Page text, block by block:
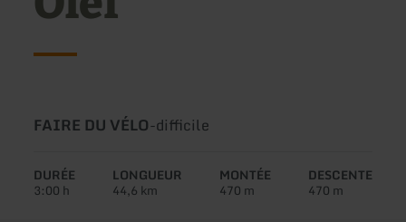
Type
circuit:
FAIRE DU VÉLO-Difficulté:
difficile
DURÉE
3:00 h
LONGUEUR
44,6 km
MONTÉE
470 m
DESCENTE
470 m